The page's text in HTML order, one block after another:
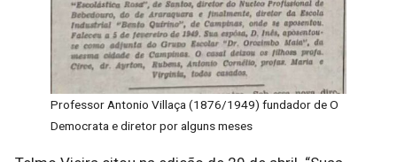
Professor Antonio Villaça (1876/1949) fundador de O
Democrata e diretor por alguns meses